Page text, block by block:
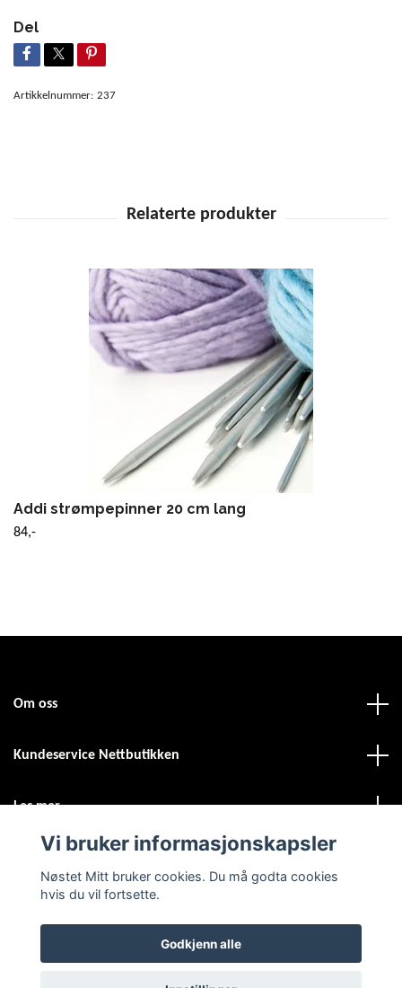
Del
Artikkelnummer: 237
Addi strømpepinner 20 cm lang
84,-
Om oss
Kundeservice Nettbutikken
Les mer
© 2026 Nøstet MittPowered by Quickbutik
Vi bruker informasjonskapsler
Nøstet Mitt bruker cookies. Du må godta cookies
hvis du vil fortsette.
Godkjenn alle